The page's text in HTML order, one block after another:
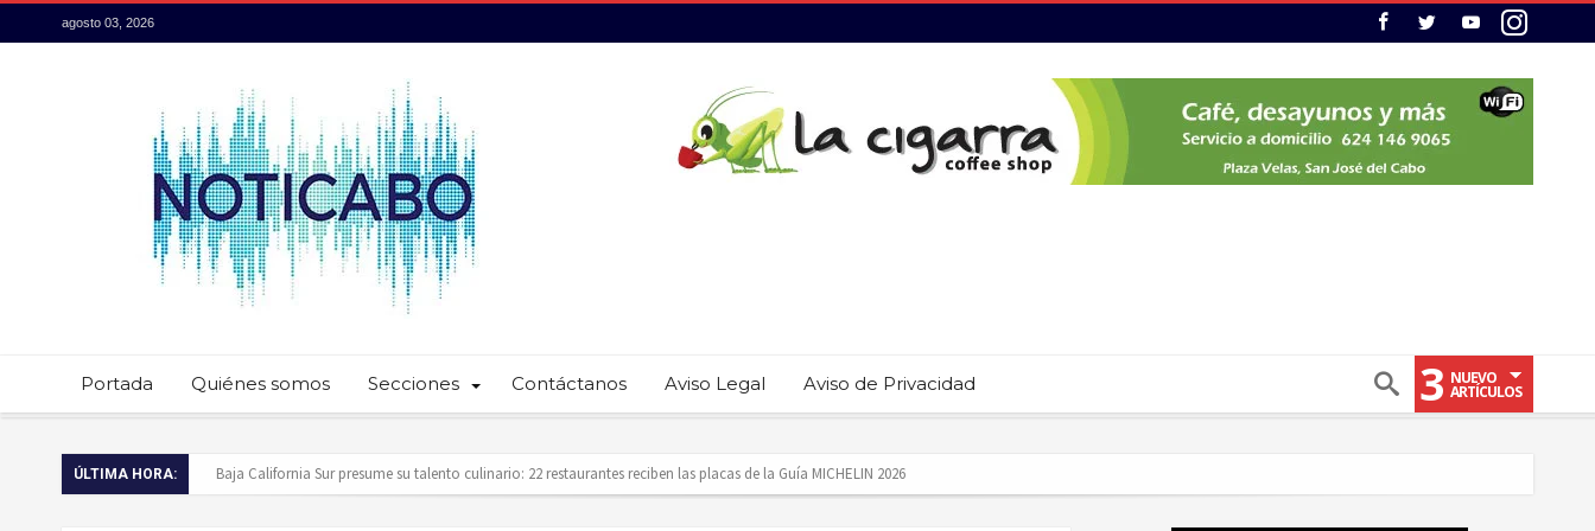
agosto 03, 2026
Portada Quiénes somos Secciones Contáctanos Aviso Legal Aviso de Privacidad 3 NUEVO
ARTÍCULOS
ÚLTIMA HORA:
Baja California Sur presume su talento culinario: 22 restaurantes reciben las placas de la Guía MICHELIN 2026